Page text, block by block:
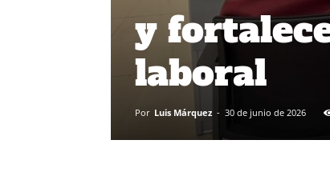
y
laboral
Por Luis Márquez - 30 de junio de 2026